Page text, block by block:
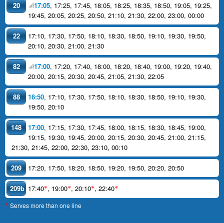
20 17:05, 17:25, 17:45, 18:05, 18:25, 18:35, 18:50, 19:05, 19:25,
19:45, 20:05, 20:25, 20:50, 21:10, 21:30, 22:00, 23:00, 00:00
22 17:10, 17:30, 17:50, 18:10, 18:30, 18:50, 19:10, 19:30, 19:50,
20:10, 20:30, 21:00, 21:30
82 17:00, 17:20, 17:40, 18:00, 18:20, 18:40, 19:00, 19:20, 19:40,
20:00, 20:15, 20:30, 20:45, 21:05, 21:30, 22:05
88 16:50, 17:10, 17:30, 17:50, 18:10, 18:30, 18:50, 19:10, 19:30,
19:50, 20:10
148 17:00, 17:15, 17:30, 17:45, 18:00, 18:15, 18:30, 18:45, 19:00,
19:15, 19:30, 19:45, 20:00, 20:15, 20:30, 20:45, 21:00, 21:15,
21:30, 21:45, 22:00, 22:30, 23:10, 00:10
209 17:20, 17:50, 18:20, 18:50, 19:20, 19:50, 20:20, 20:50
209b 17:40*, 19:00*, 20:10*, 22:40*
* Serves more than one line